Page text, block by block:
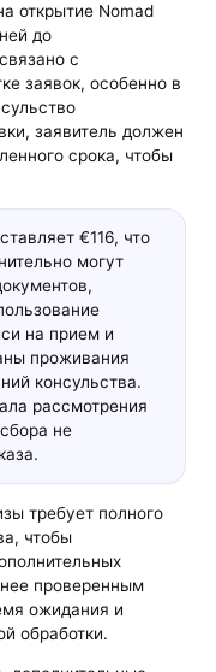
открытие Nomad
до
с
заявок, особенно в
заявитель должен
срока, чтобы
€116, что
могут
на прием и
проживания
консульства.
рассмотрения
не
требует полного
чтобы
проверенным
ожидания и
обработки.